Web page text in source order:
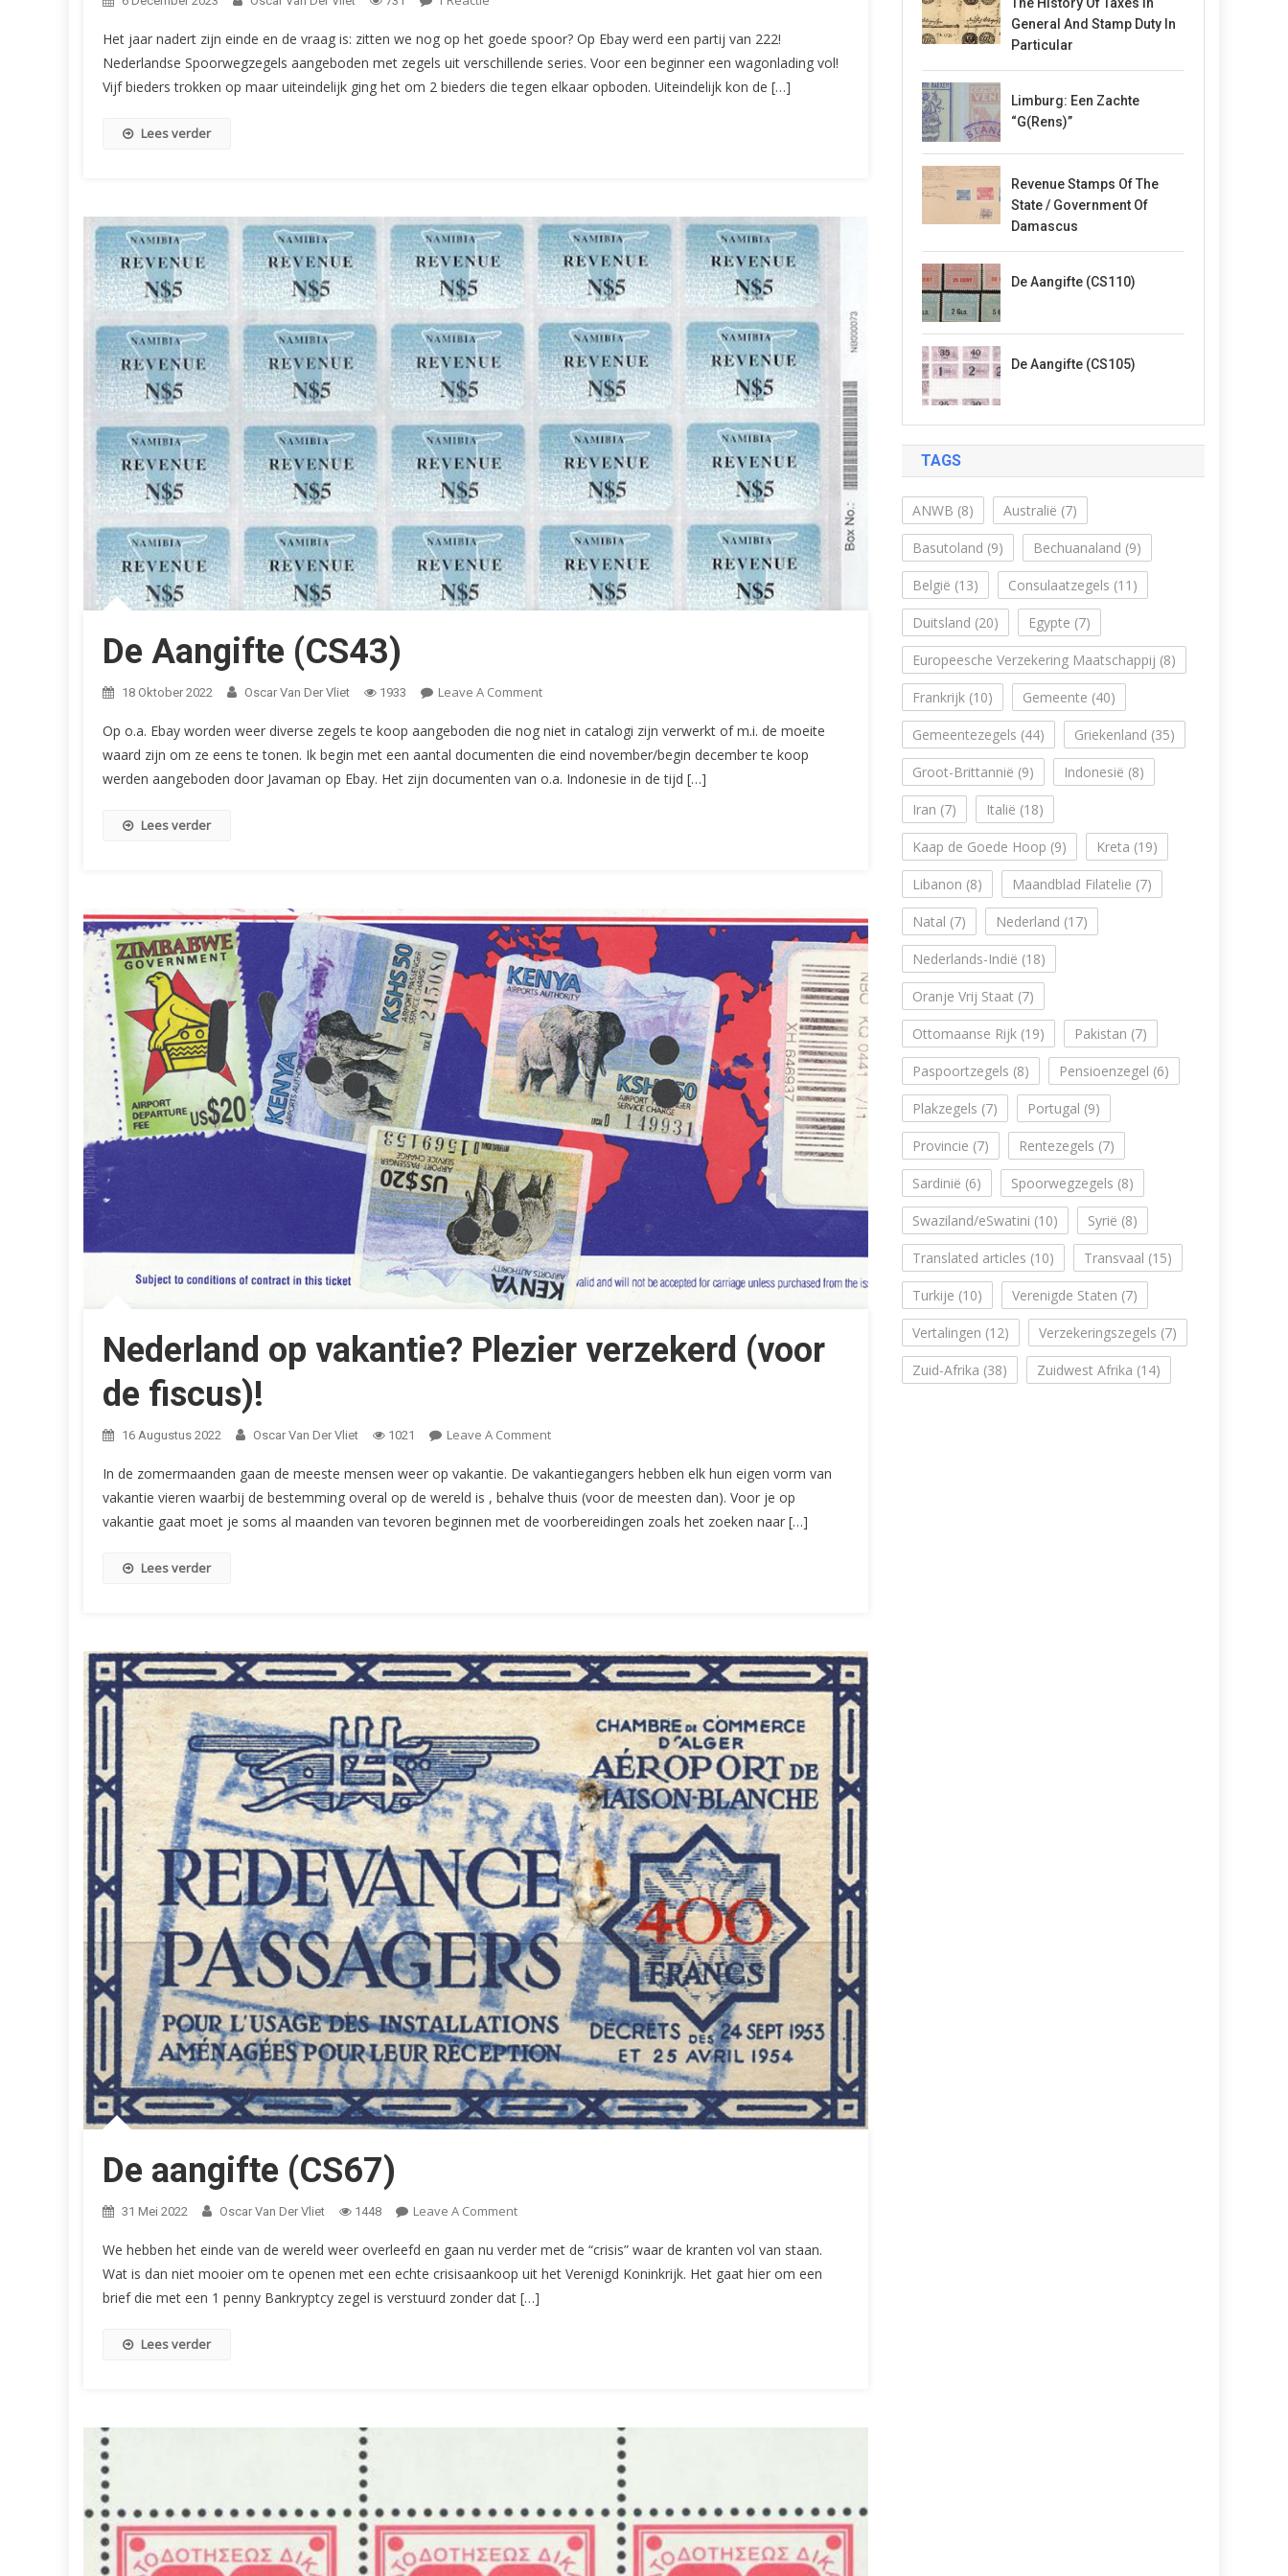
Aangifte
(CS105)
Het jaar nadert zijn einde en de vraag is: zitten we nog op het goede spoor? Op Ebay werd een partij van 222!
Nederlandse Spoorwegzegels aangeboden met zegels uit verschillende series. Voor een beginner een wagonlading vol!
Vijf bieders trokken op maar uiteindelijk ging het om 2 bieders die tegen elkaar opboden. Uiteindelijk kon de […]
Lees verder
De Aangifte (CS43)
18 Oktober 2022 Oscar Van Der Vliet 1933 Leave A CommentOn
Aangifte
(CS43)
Op o.a. Ebay worden weer diverse zegels te koop aangeboden die nog niet in catalogi zijn verwerkt of m.i. de moeite
waard zijn om ze eens te tonen. Ik begin met een aantal documenten die eind november/begin december te koop
werden aangeboden door Javaman op Ebay. Het zijn documenten van o.a. Indonesie in de tijd […]
Lees verder
Nederland op vakantie? Plezier verzekerd (voor
de fiscus)!
16 Augustus 2022 Oscar Van Der Vliet 1021 Leave A CommentOn
Op
Vakantie?
Plezier
In de zomermaanden gaan de meeste mensen weer op vakantie. De vakantiegangers hebben elk hun eigen vorm van
vakantie vieren waarbij de bestemming overal op de wereld is , behalve thuis (voor de meesten dan). Voor je op
vakantie gaat moet je soms al maanden van tevoren beginnen met de voorbereidingen zoals het zoeken naar […]
Lees verder
De aangifte (CS67)
31 Mei 2022 Oscar Van Der Vliet 1448 Leave A CommentOn
Aangifte
(CS67)
We hebben het einde van de wereld weer overleefd en gaan nu verder met de “crisis” waar de kranten vol van staan.
Wat is dan niet mooier om te openen met een echte crisisaankoop uit het Verenigd Koninkrijk. Het gaat hier om een
brief die met een 1 penny Bankryptcy zegel is verstuurd zonder dat […]
Lees verder
General And Stamp Duty In
Particular
Limburg: Een Zachte
“G(rens)”
Revenue Stamps Of The
State / Government Of
Damascus
De Aangifte (CS110)
De Aangifte (CS105)
TAGS
ANWB (8) Australië (7)
Basutoland (9) Bechuanaland (9)
België (13) Consulaatzegels (11)
Duitsland (20) Egypte (7)
Europeesche Verzekering Maatschappij (8)
Frankrijk (10) Gemeente (40)
Gemeentezegels (44) Griekenland (35)
Groot-Brittannië (9) Indonesië (8)
Iran (7) Italië (18)
Kaap de Goede Hoop (9) Kreta (19)
Libanon (8) Maandblad Filatelie (7)
Natal (7) Nederland (17)
Nederlands-Indië (18)
Oranje Vrij Staat (7)
Ottomaanse Rijk (19) Pakistan (7)
Paspoortzegels (8) Pensioenzegel (6)
Plakzegels (7) Portugal (9)
Provincie (7) Rentezegels (7)
Sardinië (6) Spoorwegzegels (8)
Swaziland/eSwatini (10) Syrië (8)
Translated articles (10) Transvaal (15)
Turkije (10) Verenigde Staten (7)
Vertalingen (12) Verzekeringszegels (7)
Zuid-Afrika (38) Zuidwest Afrika (14)